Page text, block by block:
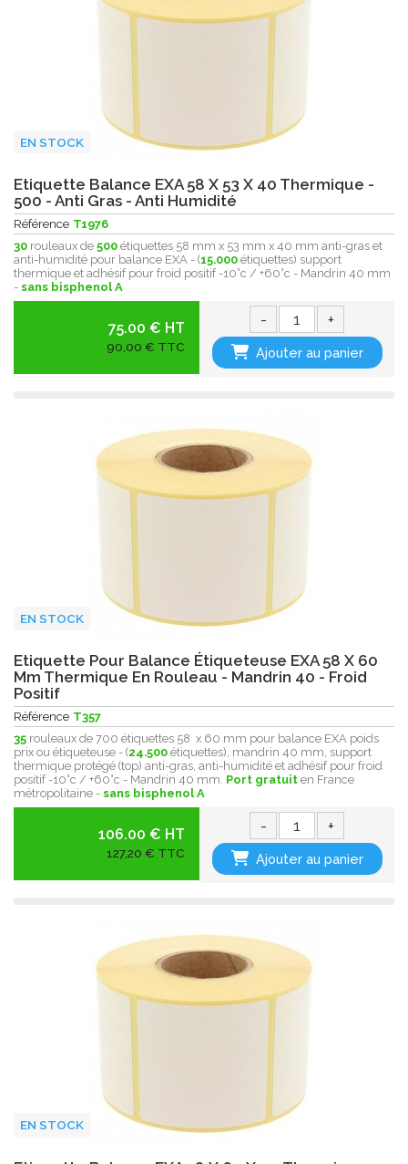
EN STOCK
Etiquette Balance EXA 58 X 53 X 40 Thermique -
500 - Anti Gras - Anti Humidité
Référence T1976
30 rouleaux de 500 étiquettes 58 mm x 53 mm x 40 mm anti-gras et
anti-humidité pour balance EXA - (15.000 étiquettes) support
thermique et adhésif pour froid positif -10°c / +60°c - Mandrin 40 mm
- sans bisphenol A
75.00 € HT
90,00 € TTC
- +
Ajouter au panier
EN STOCK
Etiquette Pour Balance Étiqueteuse EXA 58 X 60
Mm Thermique En Rouleau - Mandrin 40 - Froid
Positif
Référence T357
35 rouleaux de 700 étiquettes 58 x 60 mm pour balance EXA poids
prix ou étiqueteuse - (24.500 étiquettes), mandrin 40 mm, support
thermique protégé (top) anti-gras, anti-humidité et adhésif pour froid
positif -10°c / +60°c - Mandrin 40 mm. Port gratuit en France
métropolitaine - sans bisphenol A
106.00 € HT
127,20 € TTC
- +
Ajouter au panier
EN STOCK